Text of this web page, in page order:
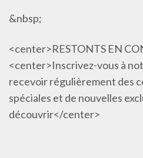
&nbsp;
<center>RESTONTS EN
<center>Inscrivez-vous à
recevoir régulièrement des
spéciales et de nouvelles
découvrir</center>